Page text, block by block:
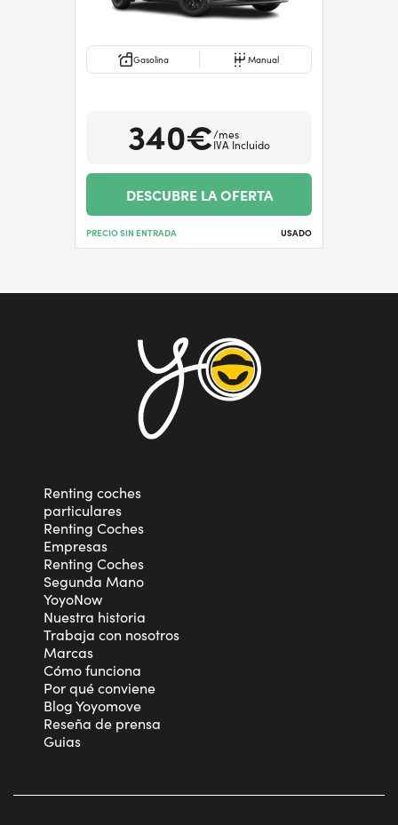
Gasolina Manual
340€/mes
IVA Incluido
DESCUBRE LA OFERTA
PRECIO SIN ENTRADA USADO
Renting coches
particulares
Renting Coches
Empresas
Renting Coches
Segunda Mano
YoyoNow
Nuestra historia
Trabaja con nosotros
Marcas
Cómo funciona
Por qué conviene
Blog Yoyomove
Reseña de prensa
Guias